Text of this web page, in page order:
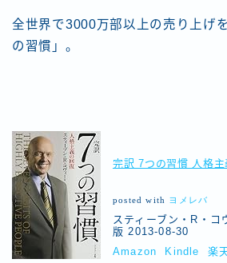
全世界で3000万部以上の売り上げ
の習慣」。
完訳 7つの習慣 人格主
posted with ヨメレバ
スティーブン・R・コ
版 2013-08-30
Amazon
Kindle 楽